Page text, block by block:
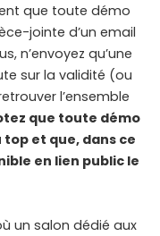
que toute démo
jointe d’un email
n’envoyez qu’une
sur la validité (ou
l’ensemble
que toute démo
et que, dans ce
en lien public le
un salon dédié aux